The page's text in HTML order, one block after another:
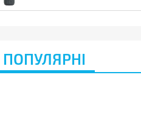
ПОПУЛЯРНІ